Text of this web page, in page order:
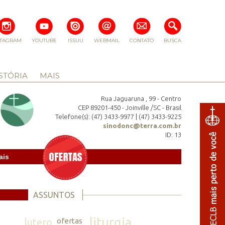
BUSCA
CONTATO
WEBMAIL
ISSUU
YOUTUBE
MAIS
Rua Jaguaruna , 99 - Centro
CEP 89201-450 - Joinville /SC - Brasil
Telefone(s): (47) 3433-9977 | (47) 3433-9225
sinodonc@terra.com.br
ID: 13
ASSUNTOS
lutero ofertas